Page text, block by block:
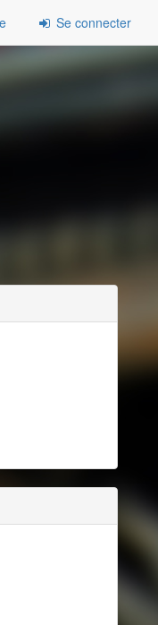
Se connecter